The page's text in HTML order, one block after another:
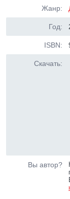
Жанр:
Год:
ISBN:
Скачать:
Вы автор?